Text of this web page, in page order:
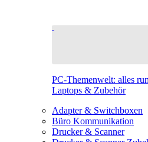
PC-Themenwelt: alles
Laptops & Zubehör
Adapter & Switchboxen
Büro Kommunikation
Drucker & Scanner